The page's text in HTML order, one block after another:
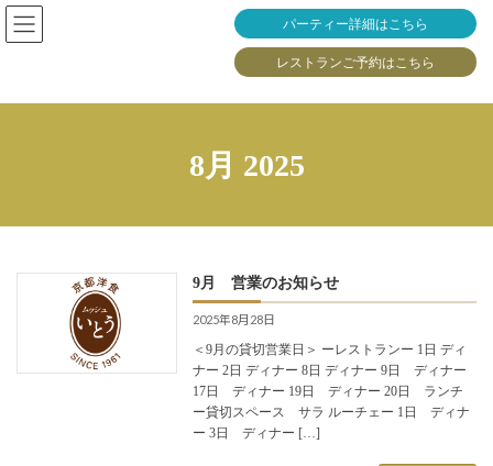
Skip
to
the
Skip
to
the
パーティー詳細はこちら
レストランご予約はこちら
8月 2025
9月 営業のお知らせ
2025年8月28日
＜9月の貸切営業日＞ ーレストランー 1日 ディ
ナー 2日 ディナー 8日 ディナー 9日 ディナー
17日 ディナー 19日 ディナー 20日 ランチ
ー貸切スペース サラ ルーチェー 1日 ディナ
ー 3日 ディナー […]